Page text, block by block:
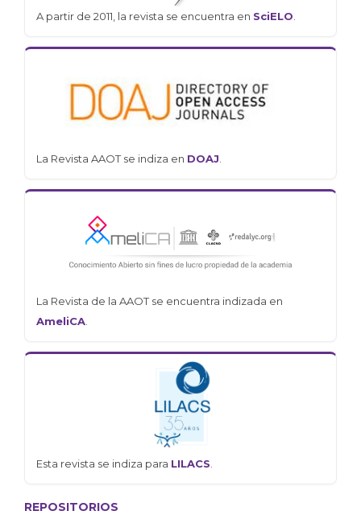
A partir de 2011, la revista se encuentra en SciELO
La Revista AAOT se indiza en DOAJ
La Revista de la AAOT se encuentra indizada en
AmeliCA
Esta revista se indiza para LILACS
REPOSITORIOS